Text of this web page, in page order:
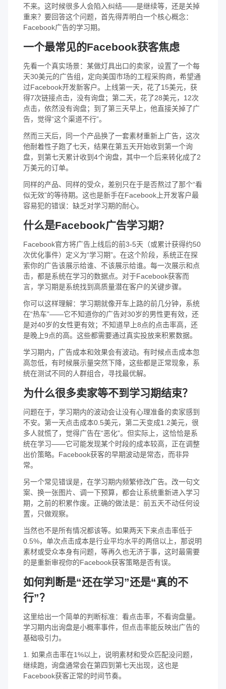
不来。这时候很多人会陷入纠结——是继续等，还是关掉
重来？要回答这个问题，首先得弄明白一个核心概念：
Facebook广告的学习期。
一个最常见的Facebook获客焦虑
先看一个真实场景：某做灯具出口的卖家，设置了一个每
天30美元的广告组，定向美国市场的工程采购商，希望通
过Facebook开发新客户。上线第一天，花了15美元，获
得7次链接点击，没有询盘；第二天，花了28美元，12次
点击，依然没有询盘；到了第三天早上，他直接关掉了广
告，觉得“这个渠道不行”。
然而三天后，同一个产品换了一套素材重新上广告，这次
他耐着性子跑了七天，结果在第五天开始收到第一个询
盘，到第七天累计收到4个询盘，其中一个后来转化成了2
万美元的订单。
同样的产品、同样的受众，差别只在于是否熬过了那个“看
似无效”的等待期。这也是新手在Facebook上开发客户最
容易犯的错误：缺乏对学习期的耐心。
什么是Facebook广告学习期？
Facebook官方将广告上线后的前3-5天（或累计获得约50
次优化事件）定义为“学习期”。在这个阶段，系统正在探
索你的广告该展示给谁、不该展示给谁。每一次展示和点
击，都是系统在学习的数据点。对于Facebook获客而
言，学习期是系统找到高质量潜在客户的关键步骤。
你可以这样理解：学习期就像开车上路的前几分钟，系统
在“热车”——它不知道你的广告对30岁的男性更有效，还
是对40岁的女性更有效；不知道早上8点的点击率高，还
是晚上9点的高。这些都需要通过真实投放来积累数据。
学习期内，广告成本和效果会有波动。有时候点击成本忽
高忽低，有时候展示量突然下降，这些都是正常现象，系
统在测试不同的人群组合，寻找最优解。
为什么很多卖家等不到学习期结束？
问题在于，学习期内的波动会让没有心理准备的卖家感到
不安。第一天点击成本0.5美元，第二天变成1.2美元，很
多人就慌了，觉得广告在“恶化”。但实际上，这恰恰是系
统在学习——它可能发现某个时段的成本较高，正在调整
出价策略。Facebook获客的早期波动是常态，而非异
常。
另一个常见错误是，在学习期内频繁修改广告。改一句文
案、换一张图片、调一下预算，都会让系统重新进入学习
期，之前的积累作废。正确的做法是：前五天不动任何设
置，只做观察。
当然也不是所有情况都该等。如果两天下来点击率低于
0.5%，单次点击成本是行业平均水平的两倍以上，那说明
素材或受众本身有问题，等再久也无济于事，这时最需要
的是重新审视你的Facebook获客策略是否有误。
如何判断是“还在学习”还是“真的不
行”？
这里给出一个简单的判断标准：看点击率，不看询盘量。
学习期内出询盘是小概率事件，但点击率能反映出广告的
基础吸引力。
1. 如果点击率在1%以上，说明素材和受众匹配没问题，
继续跑，询盘通常会在第四到第七天出现，这也是
Facebook获客正常的时间节奏。